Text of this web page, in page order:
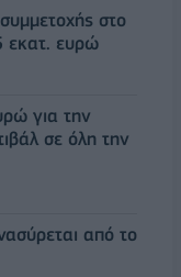
στο
εκατ. ευρώ
για την
σε όλη την
από το